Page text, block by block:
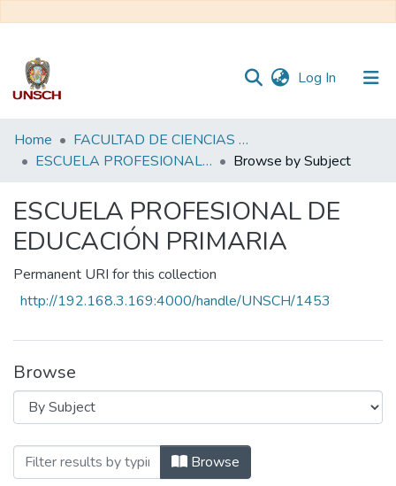
Log In (current)
Communities
&
All of DSpace
Home
FACULTAD DE CIENCIAS DE LA EDUCACIÓN
ESCUELA PROFESIONAL DE EDUCACIÓN PRIMARIA
Browse by Subject
ESCUELA PROFESIONAL DE
EDUCACIÓN PRIMARIA
Permanent URI for this collection
http://192.168.3.169:4000/handle/UNSCH/1453
Browse
Browsing ESCUELA PROFESIONAL DE
Browse